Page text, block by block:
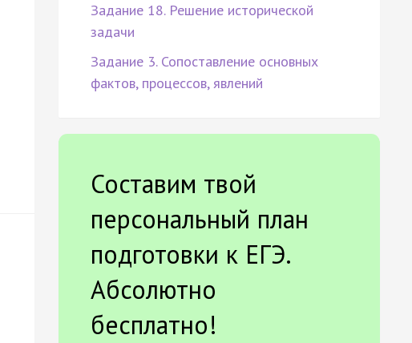
Задание 18. Решение исторической
задачи
Задание 3. Сопоставление основных
фактов, процессов, явлений
Составим твой
персональный план
подготовки к ЕГЭ.
Абсолютно
бесплатно!